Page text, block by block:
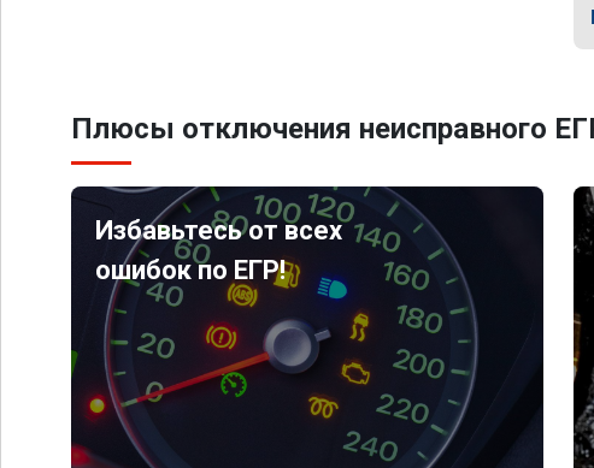
Плюсы отключения неисправного
Избавьтесь от всех
ошибок по ЕГР!